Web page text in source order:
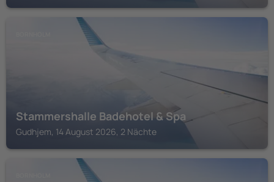
Stammershalle Badehotel & Spa
Gudhjem, 14 August 2026, 2 Nächte